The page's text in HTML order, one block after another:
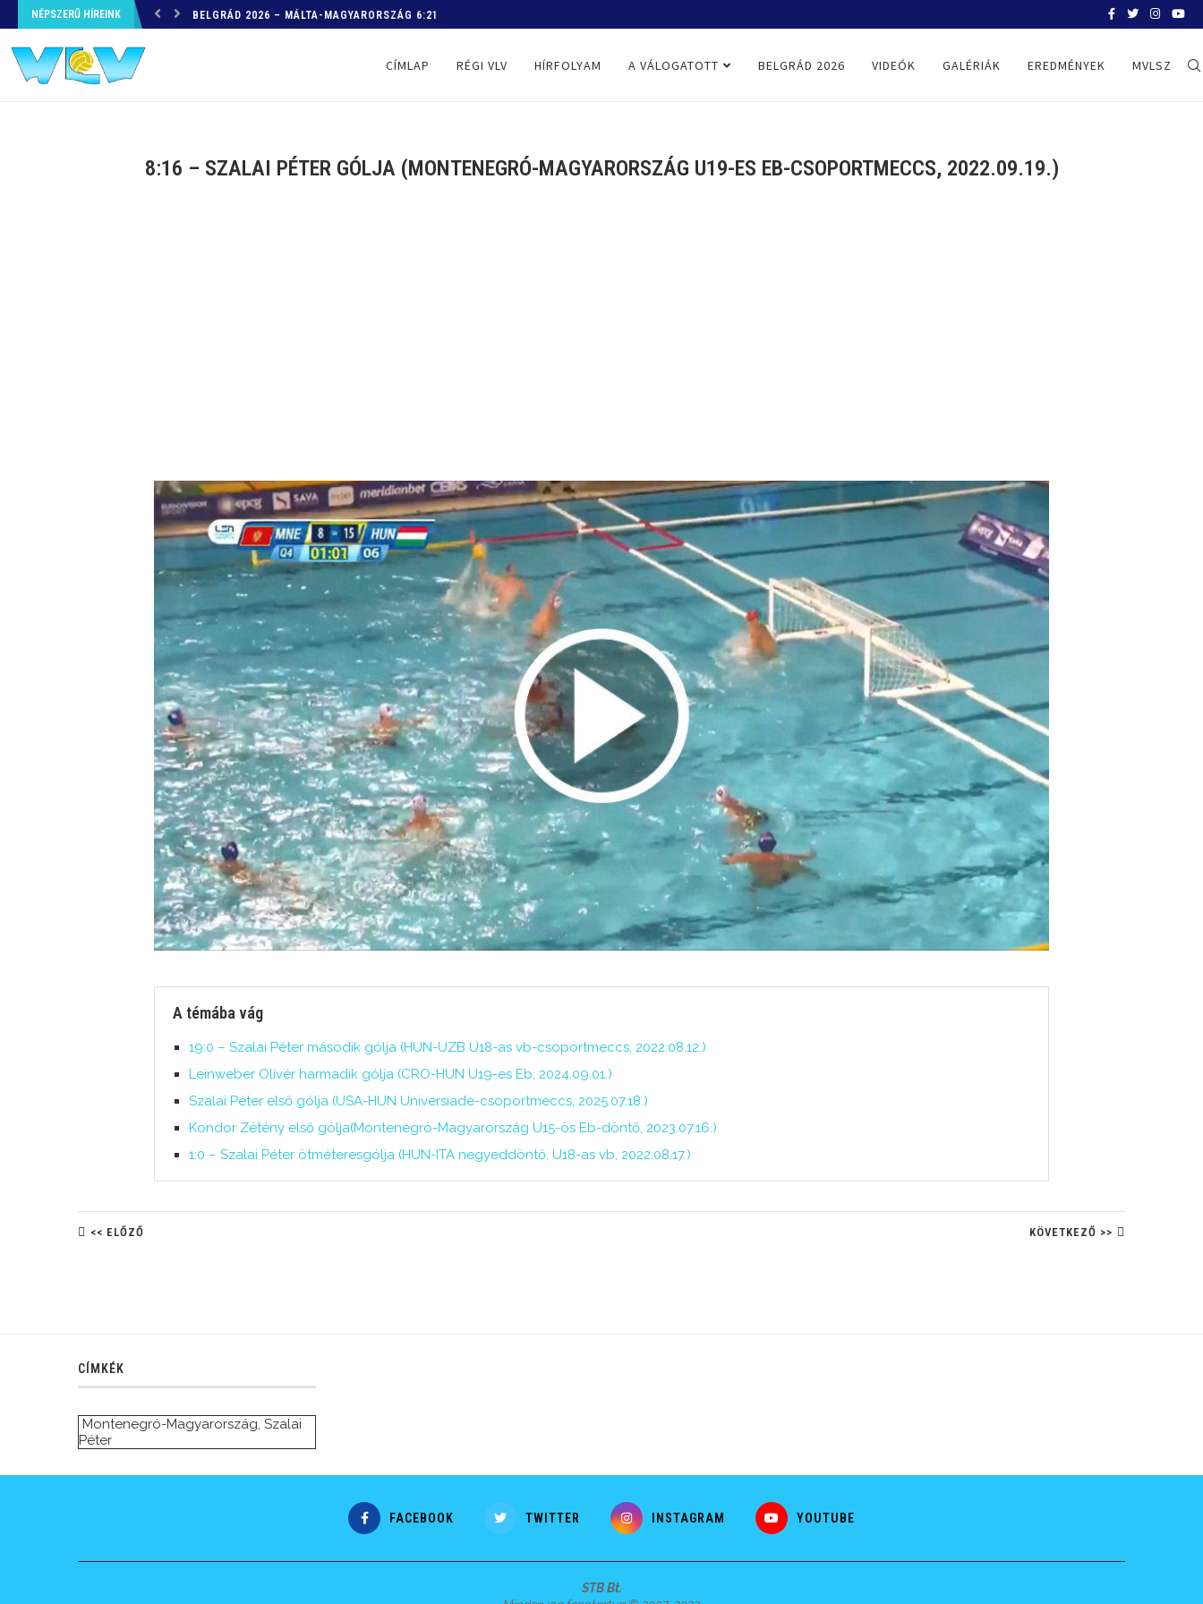
NÉPSZERŰ HÍREINK HELYZETKÉP AZ EB-RŐL – A TOVÁBBI PROGRAM
CÍMLAP RÉGI VLV HÍRFOLYAM A VÁLOGATOTT BELGRÁD 2026 VIDEÓK GALÉRIÁK EREDMÉNYEK MVLSZ
8:16 – SZALAI PÉTER GÓLJA (MONTENEGRÓ-MAGYARORSZÁG U19-ES EB-CSOPORTMECCS, 2022.09.19.)
A témába vág
19:0 – Szalai Péter második gólja (HUN-UZB U18-as vb-csoportmeccs, 2022.08.12.)
Leinweber Olivér harmadik gólja (CRO-HUN U19-es Eb, 2024.09.01.)
Szalai Péter első gólja (USA-HUN Universiade-csoportmeccs, 2025.07.18.)
Kondor Zétény első gólja(Montenegró-Magyarország U15-ös Eb-döntő, 2023.07.16.)
1:0 – Szalai Péter ötméteresgólja (HUN-ITA negyeddöntő, U18-as vb, 2022.08.17.)
<< ELŐZŐ KÖVETKEZŐ >>
CÍMKÉK
Montenegró-Magyarország, Szalai
Péter
FACEBOOK TWITTER INSTAGRAM YOUTUBE
STB Bt.